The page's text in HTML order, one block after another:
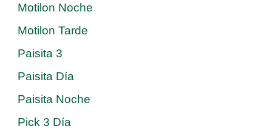
Motilon Noche
Motilon Tarde
Paisita 3
Paisita Día
Paisita Noche
Pick 3 Día